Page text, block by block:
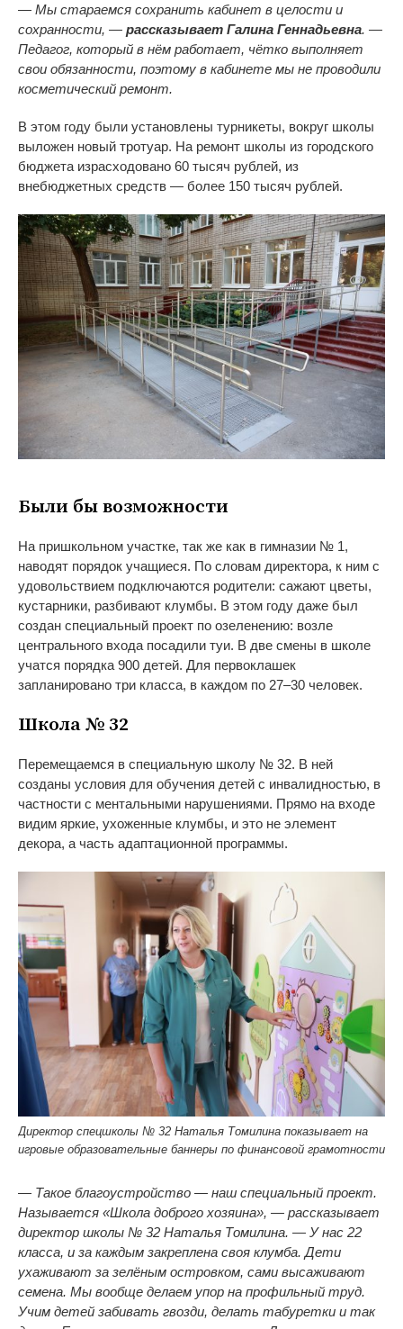
— Мы стараемся сохранить кабинет в целости и
сохранности, — рассказывает Галина Геннадьевна. —
Педагог, который в нём работает, чётко выполняет
свои обязанности, поэтому в кабинете мы не проводили
косметический ремонт.
В этом году были установлены турникеты, вокруг школы
выложен новый тротуар. На ремонт школы из городского
бюджета израсходовано 60 тысяч рублей, из
внебюджетных средств — более 150 тысяч рублей.
Были бы возможности
На пришкольном участке, так же как в гимназии № 1,
наводят порядок учащиеся. По словам директора, к ним с
удовольствием подключаются родители: сажают цветы,
кустарники, разбивают клумбы. В этом году даже был
создан специальный проект по озеленению: возле
центрального входа посадили туи. В две смены в школе
учатся порядка 900 детей. Для первоклашек
запланировано три класса, в каждом по 27–30 человек.
Школа № 32
Перемещаемся в специальную школу № 32. В ней
созданы условия для обучения детей с инвалидностью, в
частности с ментальными нарушениями. Прямо на входе
видим яркие, ухоженные клумбы, и это не элемент
декора, а часть адаптационной программы.
Директор спецшколы № 32 Наталья Томилина показывает на
игровые образовательные баннеры по финансовой грамотности
— Такое благоустройство — наш специальный проект.
Называется «Школа доброго хозяина», — рассказывает
директор школы № 32 Наталья Томилина. — У нас 22
класса, и за каждым закреплена своя клумба. Дети
ухаживают за зелёным островком, сами высаживают
семена. Мы вообще делаем упор на профильный труд.
Учим детей забивать гвозди, делать табуретки и так